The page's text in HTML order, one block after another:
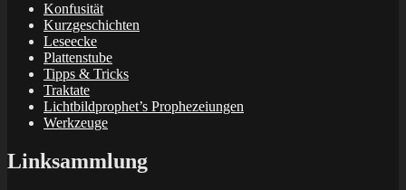
Konfusität
Kurzgeschichten
Leseecke
Plattenstube
Tipps & Tricks
Traktate
Lichtbildprophet’s Prophezeiungen
Werkzeuge
Linksammlung